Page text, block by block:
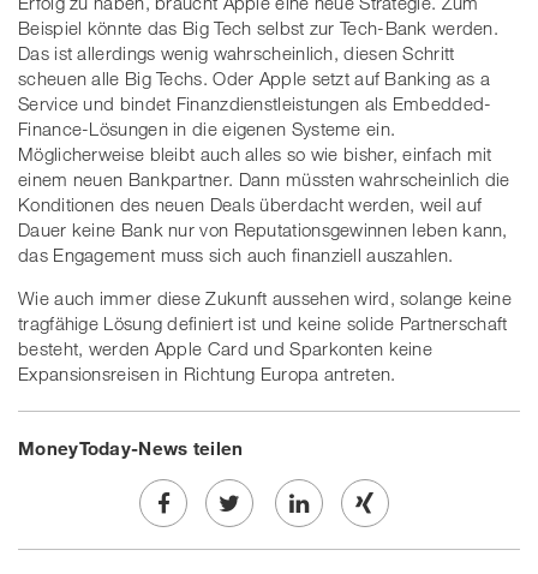
Beispiel könnte das Big Tech selbst zur Tech-Bank werden.
Das ist allerdings wenig wahrscheinlich, diesen Schritt
scheuen alle Big Techs. Oder Apple setzt auf Banking as a
Service und bindet Finanzdienstleistungen als Embedded-
Finance-Lösungen in die eigenen Systeme ein.
Möglicherweise bleibt auch alles so wie bisher, einfach mit
einem neuen Bankpartner. Dann müssten wahrscheinlich die
Konditionen des neuen Deals überdacht werden, weil auf
Dauer keine Bank nur von Reputationsgewinnen leben kann,
das Engagement muss sich auch finanziell auszahlen.
Wie auch immer diese Zukunft aussehen wird, solange keine
tragfähige Lösung definiert ist und keine solide Partnerschaft
besteht, werden Apple Card und Sparkonten keine
Expansionsreisen in Richtung Europa antreten.
MoneyToday-News teilen
Share Twe
Share Share